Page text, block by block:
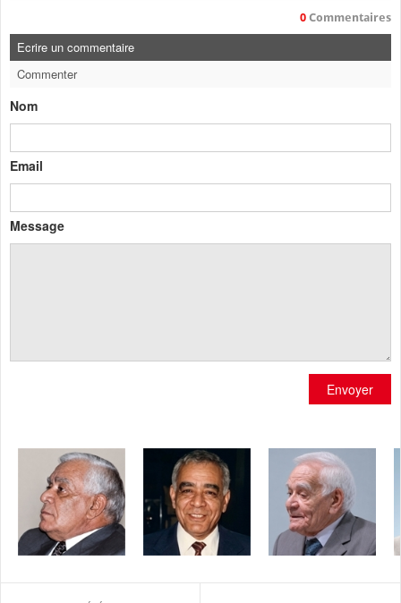
0 Commentaires
Ecrire un commentaire
Commenter
Nom
Email
Message
Envoyer